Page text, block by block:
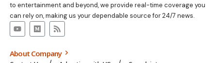
to entertainment and beyond, we provide real-time coverage you
can rely on, making us your dependable source for 24/7 news.
About Company